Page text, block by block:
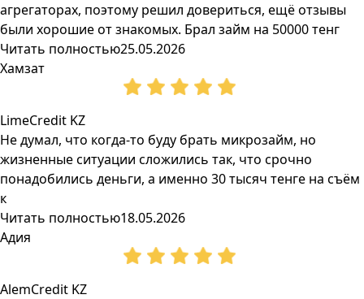
агрегаторах, поэтому решил довериться, ещё отзывы
были хорошие от знакомых. Брал займ на 50000 тенг
Читать полностью25.05.2026
Хамзат
LimeCredit KZ
Не думал, что когда-то буду брать микрозайм, но
жизненные ситуации сложились так, что срочно
понадобились деньги, а именно 30 тысяч тенге на съём
к
Читать полностью18.05.2026
Адия
AlemCredit KZ